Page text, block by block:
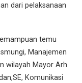
dari pelaksanaan
temu
Manajemen
wilayah Mayor Arh
Komunikasi